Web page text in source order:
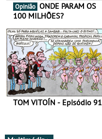
Opinião
100 MILHÕES?
TOM VITOÍN - Episódio 91